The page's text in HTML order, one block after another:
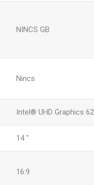
NINCS GB
Nincs
Intel® UHD Graphics
14 "
16:9